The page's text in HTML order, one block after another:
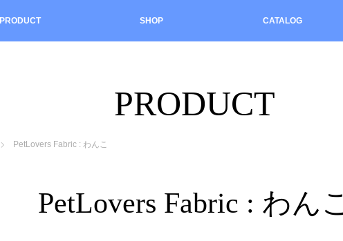
PRODUCT SHOP CATALOG
PRODUCT
PetLovers Fabric : わんこ
PetLovers Fabric : わんこ